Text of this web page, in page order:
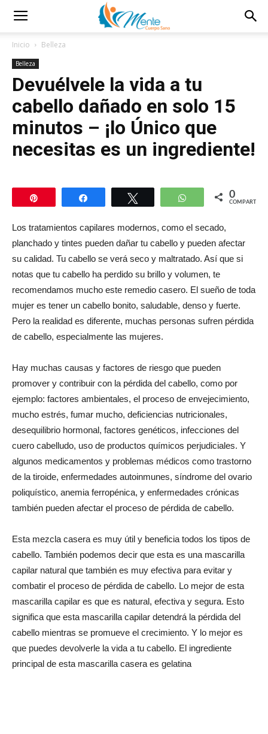
Inicio Belleza
Belleza
Devuélvele la vida a tu
cabello dañado en solo 15
minutos – ¡lo Único que
necesitas es un ingrediente!
Compartir WhatsApp
0
COMPARTIR
Los tratamientos capilares modernos, como el secado,
planchado y tintes pueden dañar tu cabello y pueden afectar
su calidad. Tu cabello se verá seco y maltratado. Así que si
notas que tu cabello ha perdido su brillo y volumen, te
recomendamos mucho este remedio casero. El sueño de toda
mujer es tener un cabello bonito, saludable, denso y fuerte.
Pero la realidad es diferente, muchas personas sufren pérdida
de cabello, especialmente las mujeres.
Hay muchas causas y factores de riesgo que pueden
promover y contribuir con la pérdida del cabello, como por
ejemplo: factores ambientales, el proceso de envejecimiento,
mucho estrés, fumar mucho, deficiencias nutricionales,
desequilibrio hormonal, factores genéticos, infecciones del
cuero cabelludo, uso de productos químicos perjudiciales. Y
algunos medicamentos y problemas médicos como trastorno
de la tiroide, enfermedades autoinmunes, síndrome del ovario
poliquístico, anemia ferropénica, y enfermedades crónicas
también pueden afectar el proceso de pérdida de cabello.
Esta mezcla casera es muy útil y beneficia todos los tipos de
cabello. También podemos decir que esta es una mascarilla
capilar natural que también es muy efectiva para evitar y
combatir el proceso de pérdida de cabello. Lo mejor de esta
mascarilla capilar es que es natural, efectiva y segura. Esto
significa que esta mascarilla capilar detendrá la pérdida del
cabello mientras se promueve el crecimiento. Y lo mejor es
que puedes devolverle la vida a tu cabello. El ingrediente
principal de esta mascarilla casera es gelatina